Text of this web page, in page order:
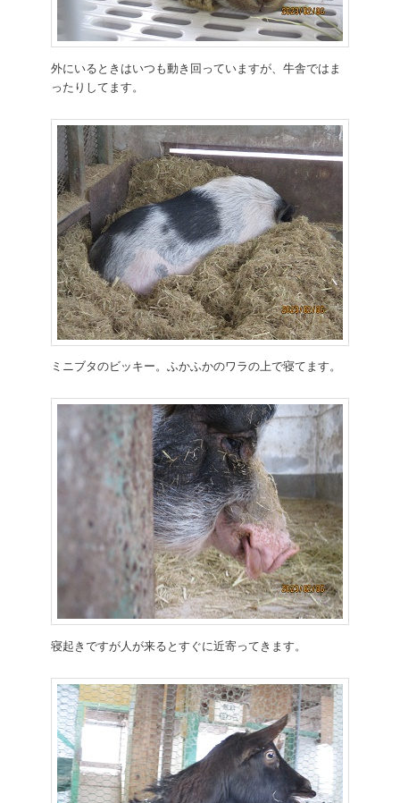
外にいるときはいつも動き回っていますが、牛舎ではま
ったりしてます。
ミニブタのビッキー。ふかふかのワラの上で寝てます。
寝起きですが人が来るとすぐに近寄ってきます。